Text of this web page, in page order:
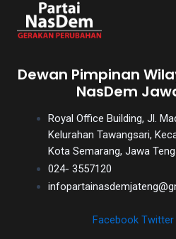
Dewan Pimpinan
NasDem
Royal Office Building, Jl.
Kelurahan Tawangsari,
Kota Semarang, Jawa
024- 3557120
Facebook Twitter